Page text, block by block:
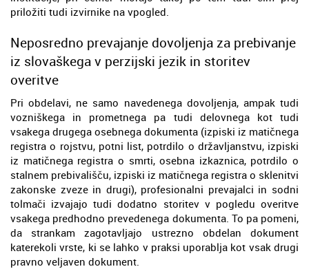
priložiti tudi izvirnike na vpogled.
Neposredno prevajanje dovoljenja za prebivanje
iz slovaškega v perzijski jezik in storitev
overitve
Pri obdelavi, ne samo navedenega dovoljenja, ampak tudi
vozniškega in prometnega pa tudi delovnega kot tudi
vsakega drugega osebnega dokumenta (izpiski iz matičnega
registra o rojstvu, potni list, potrdilo o državljanstvu, izpiski
iz matičnega registra o smrti, osebna izkaznica, potrdilo o
stalnem prebivališču, izpiski iz matičnega registra o sklenitvi
zakonske zveze in drugi), profesionalni prevajalci in sodni
tolmači izvajajo tudi dodatno storitev v pogledu overitve
vsakega predhodno prevedenega dokumenta. To pa pomeni,
da strankam zagotavljajo ustrezno obdelan dokument
katerekoli vrste, ki se lahko v praksi uporablja kot vsak drugi
pravno veljaven dokument.